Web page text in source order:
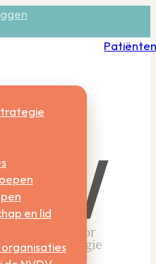
en lid